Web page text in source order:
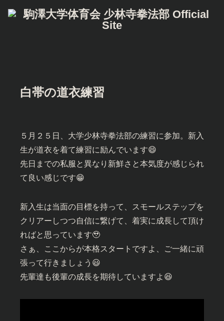
白帯の道衣練習
５月２５日、大学少林寺拳法部の練習に参加。新入
生が道衣を着て練習に励んでいます😄
先日までの私服と異なり新鮮さと本気度が感じられ
て良い感じです😁
新入生は当面の目標を持って、スモールステップを
クリアーしつつ自信に繋げて、着実に成長して頂け
ればと思っています🥹
さぁ、ここからが本格スタートですよ、ご一緒に頑
張って行きましょう😃
先輩達も後輩の成長を期待していますよ😆